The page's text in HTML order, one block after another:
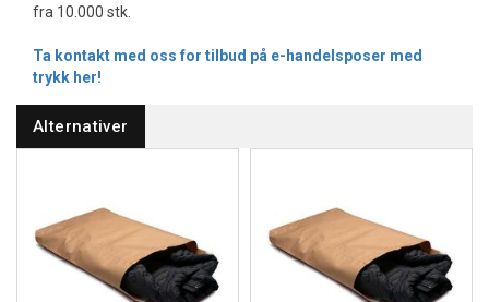
fra 10.000 stk.
Ta kontakt med oss for tilbud på e-handelsposer med
trykk her!
Alternativer